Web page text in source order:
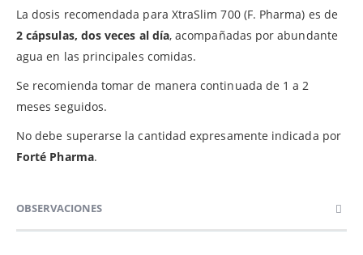
La dosis recomendada para XtraSlim 700 (F. Pharma) es de
2 cápsulas, dos veces al día, acompañadas por abundante
agua en las principales comidas.
Se recomienda tomar de manera continuada de 1 a 2
meses seguidos.
No debe superarse la cantidad expresamente indicada por
Forté Pharma.
OBSERVACIONES